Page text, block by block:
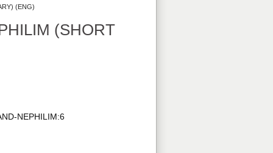
(ENG)
(SHORT
NEPHILIM:6